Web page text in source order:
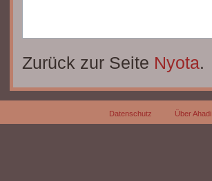
Zurück zur Seite Nyota.
Datenschutz Über